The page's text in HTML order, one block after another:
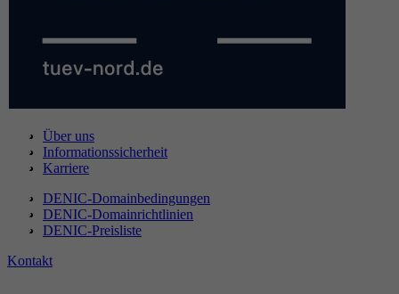
Über uns
Informationssicherheit
Karriere
DENIC-Domainbedingungen
DENIC-Domainrichtlinien
DENIC-Preisliste
Kontakt